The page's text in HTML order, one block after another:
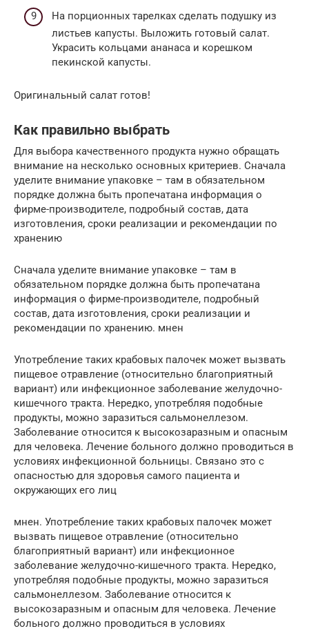
На порционных тарелках сделать подушку из
листьев капусты. Выложить готовый салат.
Украсить кольцами ананаса и корешком
пекинской капусты.
Оригинальный салат готов!
Как правильно выбрать
Для выбора качественного продукта нужно обращать
внимание на несколько основных критериев. Сначала
уделите внимание упаковке – там в обязательном
порядке должна быть пропечатана информация о
фирме-производителе, подробный состав, дата
изготовления, сроки реализации и рекомендации по
хранению
Сначала уделите внимание упаковке – там в
обязательном порядке должна быть пропечатана
информация о фирме-производителе, подробный
состав, дата изготовления, сроки реализации и
рекомендации по хранению. мнен
Употребление таких крабовых палочек может вызвать
пищевое отравление (относительно благоприятный
вариант) или инфекционное заболевание желудочно-
кишечного тракта. Нередко, употребляя подобные
продукты, можно заразиться сальмонеллезом.
Заболевание относится к высокозаразным и опасным
для человека. Лечение больного должно проводиться в
условиях инфекционной больницы. Связано это с
опасностью для здоровья самого пациента и
окружающих его лиц
мнен. Употребление таких крабовых палочек может
вызвать пищевое отравление (относительно
благоприятный вариант) или инфекционное
заболевание желудочно-кишечного тракта. Нередко,
употребляя подобные продукты, можно заразиться
сальмонеллезом. Заболевание относится к
высокозаразным и опасным для человека. Лечение
больного должно проводиться в условиях